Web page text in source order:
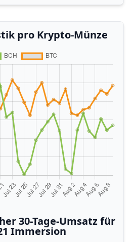
pro Krypto-Münze
30-Tage-Umsatz für
Immersion